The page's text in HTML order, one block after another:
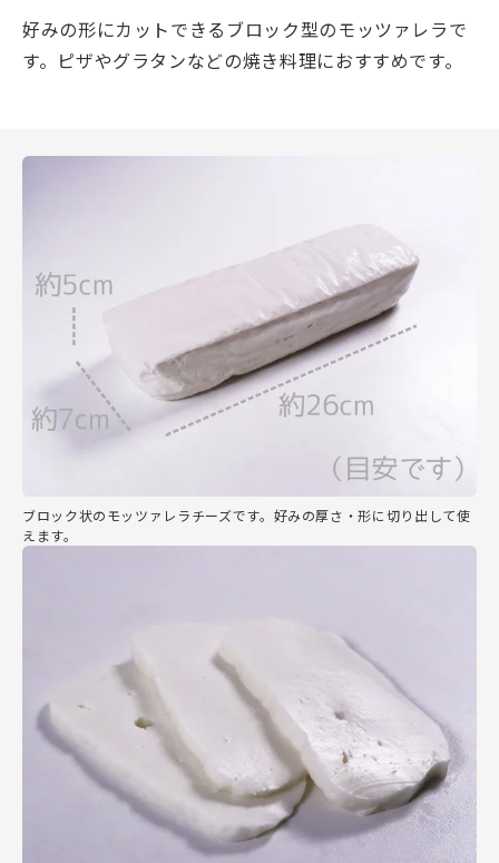
好みの形にカットできるブロック型のモッツァレラで
す。ピザやグラタンなどの焼き料理におすすめです。
ブロック状のモッツァレラチーズです。好みの厚さ・形に切り出して使
えます。